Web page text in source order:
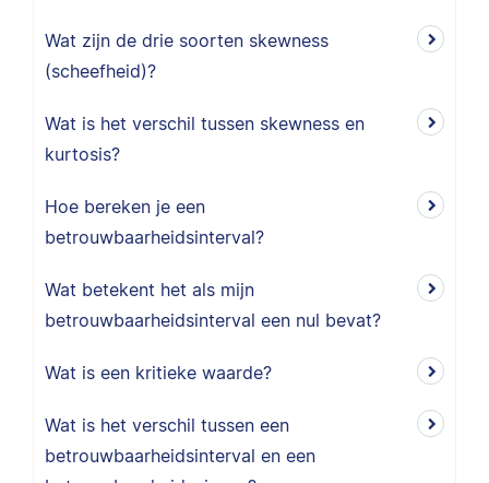
Wat zijn de drie soorten skewness
(scheefheid)?
Wat is het verschil tussen skewness en
kurtosis?
Hoe bereken je een
betrouwbaarheidsinterval?
Wat betekent het als mijn
betrouwbaarheidsinterval een nul bevat?
Wat is een kritieke waarde?
Wat is het verschil tussen een
betrouwbaarheidsinterval en een